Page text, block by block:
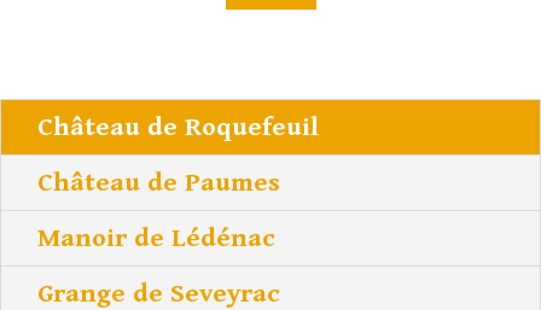
Château de Roquefeuil
Château de Paumes
Manoir de Lédénac
Grange de Seveyrac